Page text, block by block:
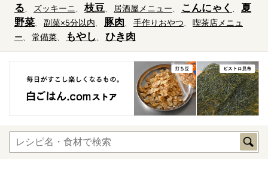
る
ズッキーニ 枝豆 居酒屋メニュー こんにゃく
夏
野菜
副菜×5分以内 豚肉 手作りおやつ
喫茶店メニュ
ー
常備菜 もやし ひき肉